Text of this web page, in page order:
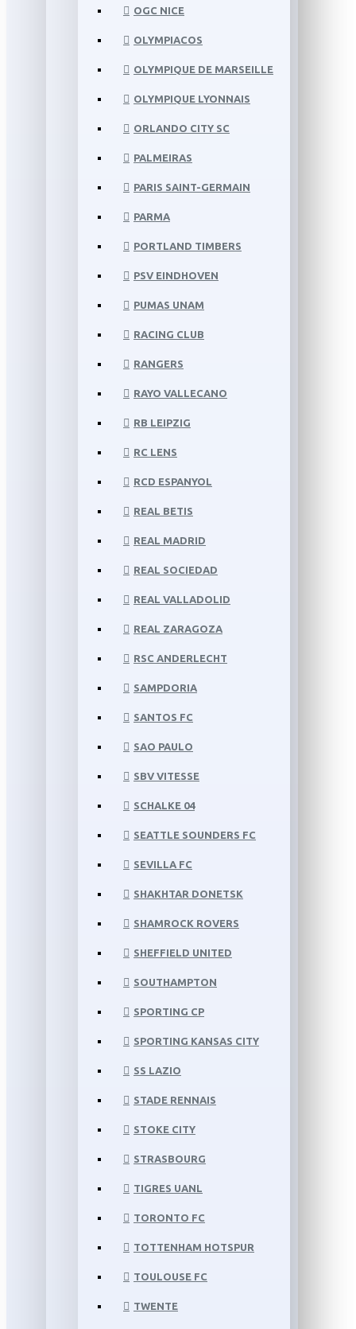
OGC NICE
OLYMPIACOS
OLYMPIQUE DE MARSEILLE
OLYMPIQUE LYONNAIS
ORLANDO CITY SC
PALMEIRAS
PARIS SAINT-GERMAIN
PARMA
PORTLAND TIMBERS
PSV EINDHOVEN
PUMAS UNAM
RACING CLUB
RANGERS
RAYO VALLECANO
RB LEIPZIG
RC LENS
RCD ESPANYOL
REAL BETIS
REAL MADRID
REAL SOCIEDAD
REAL VALLADOLID
REAL ZARAGOZA
RSC ANDERLECHT
SAMPDORIA
SANTOS FC
SAO PAULO
SBV VITESSE
SCHALKE 04
SEATTLE SOUNDERS FC
SEVILLA FC
SHAKHTAR DONETSK
SHAMROCK ROVERS
SHEFFIELD UNITED
SOUTHAMPTON
SPORTING CP
SPORTING KANSAS CITY
SS LAZIO
STADE RENNAIS
STOKE CITY
STRASBOURG
TIGRES UANL
TORONTO FC
TOTTENHAM HOTSPUR
TOULOUSE FC
TWENTE